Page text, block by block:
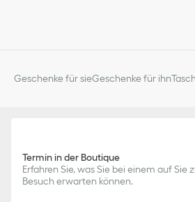
Geschenke für sieGeschenke für ihn
Termin in der Boutique
Erfahren Sie, was Sie bei einem auf Sie
Besuch erwarten können.